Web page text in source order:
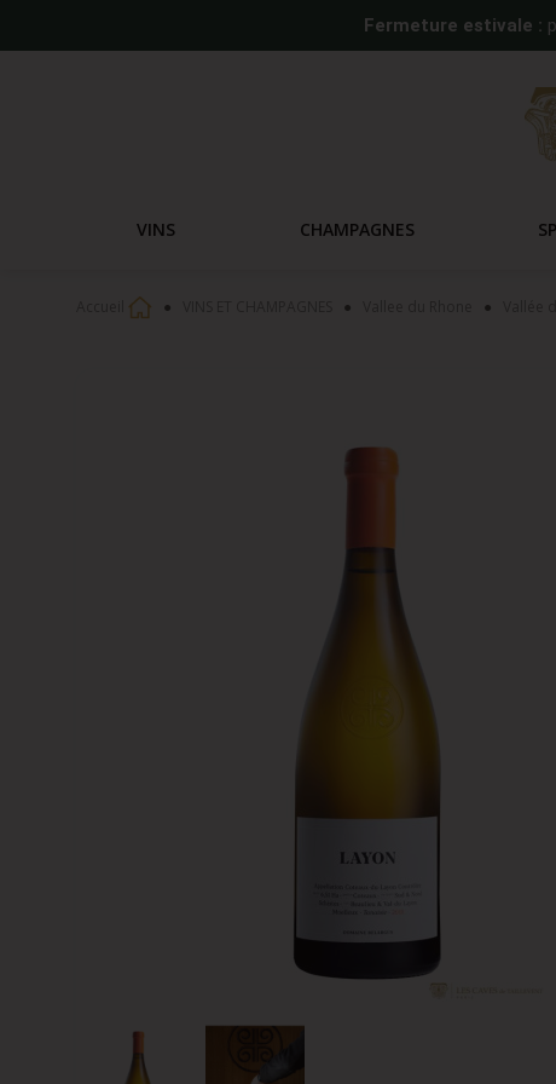
Fermeture estivale :
VINS CHAMPAGNES